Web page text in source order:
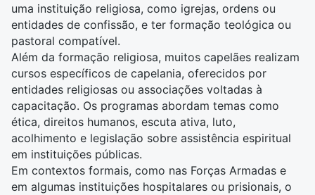
uma instituição religiosa, como igrejas, ordens ou
entidades de confissão, e ter formação teológica ou
pastoral compatível.
Além da formação religiosa, muitos capelães realizam
cursos específicos de capelania, oferecidos por
entidades religiosas ou associações voltadas à
capacitação. Os programas abordam temas como
ética, direitos humanos, escuta ativa, luto,
acolhimento e legislação sobre assistência espiritual
em instituições públicas.
Em contextos formais, como nas Forças Armadas e
em algumas instituições hospitalares ou prisionais, o